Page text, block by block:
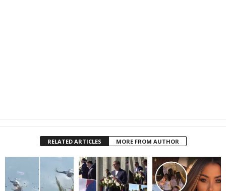
RELATED ARTICLES MORE FROM AUTHOR